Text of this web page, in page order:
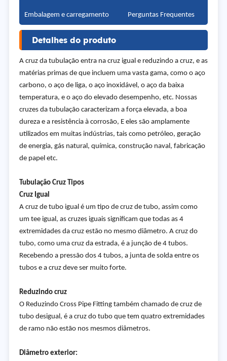
Embalagem e carregamento Perguntas Frequentes
Detalhes do produto
A cruz da tubulação entra na cruz igual e reduzindo a cruz, e as
matérias primas de que incluem uma vasta gama, como o aço
carbono, o aço de liga, o aço inoxidável, o aço da baixa
temperatura, e o aço do elevado desempenho, etc. Nossas
cruzes da tubulação caracterizam a força elevada, a boa
dureza e a resistência à corrosão, E eles são amplamente
utilizados em muitas indústrias, tais como petróleo, geração
de energia, gás natural, química, construção naval, fabricação
de papel etc.
Tubulação Cruz Tipos
Cruz Igual
A cruz de tubo igual é um tipo de cruz de tubo, assim como
um tee igual, as cruzes iguais significam que todas as 4
extremidades da cruz estão no mesmo diâmetro. A cruz do
tubo, como uma cruz da estrada, é a junção de 4 tubos.
Recebendo a pressão dos 4 tubos, a junta de solda entre os
tubos e a cruz deve ser muito forte.
Reduzindo cruz
O Reduzindo Cross Pipe Fitting também chamado de cruz de
tubo desigual, é a cruz do tubo que tem quatro extremidades
de ramo não estão nos mesmos diâmetros.
Diâmetro exterior: